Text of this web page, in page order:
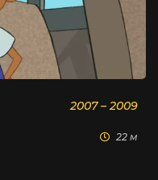
2007 – 2009
22 м